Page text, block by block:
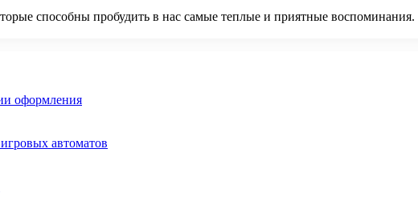
способны пробудить в нас самые теплые и приятные
оформления
автоматов